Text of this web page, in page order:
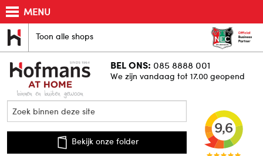
MENU
Toon alle shops
BEL ONS: 085 8888 001
We zijn vandaag tot 17.00 geopend
Bekijk onze folder